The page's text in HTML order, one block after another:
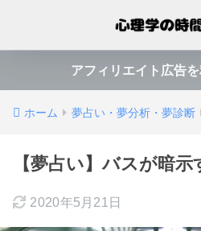
アフィリエイト広告
ホーム 夢占い・夢分析・夢診断
【夢占い】バスが暗
2020年5月21日